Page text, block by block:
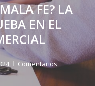
FE? LA
EN EL
Comentarios